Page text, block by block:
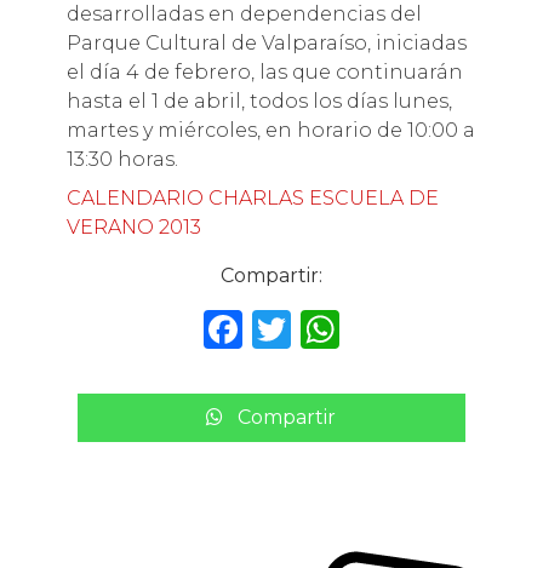
desarrolladas en dependencias del
Parque Cultural de Valparaíso, iniciadas
el día 4 de febrero, las que continuarán
hasta el 1 de abril, todos los días lunes,
martes y miércoles, en horario de 10:00 a
13:30 horas.
CALENDARIO CHARLAS ESCUELA DE
VERANO 2013
Compartir:
F
c
e
T
it
te
W
a
ts
Compartir